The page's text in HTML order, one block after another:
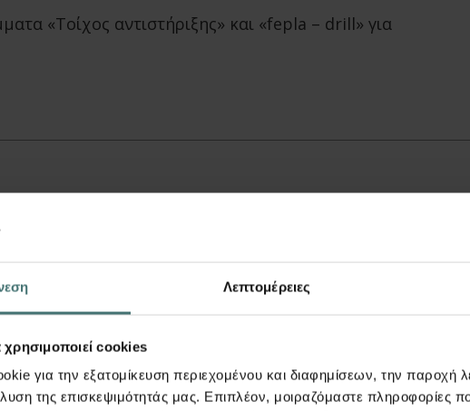
Λεπτομέρειες
cookies
για την εξατομίκευση περιεχομένου και διαφημίσεων, την παροχή
της επισκεψιμότητάς μας. Επιπλέον, μοιραζόμαστε πληροφορίες
«Τοίχος αντιστήριξης» και «fepla – drill» για